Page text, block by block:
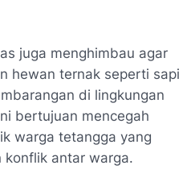
juga menghimbau agar
hewan ternak seperti sapi
di lingkungan
bertujuan mencegah
warga tetangga yang
konflik antar warga.